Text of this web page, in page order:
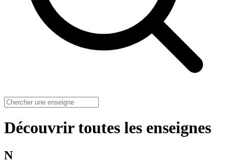
Découvrir toutes les enseignes
N